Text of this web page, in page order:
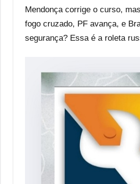
Mendonça corrige o curso,
fogo cruzado, PF avança, e
segurança? Essa é a roleta